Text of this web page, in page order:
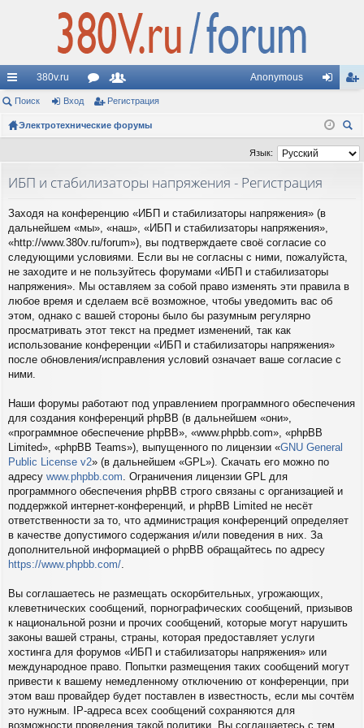
с
ы
380v.ru
ор
ум
ол
ьз
и
Anonymous
д ис
тр
Поиск Вход Регистрация
Электротехнические форумы
ск
Язык:
ИБП и стабилизаторы напряжения - Регистрация
Заходя на конференцию «ИБП и стабилизаторы напряжения» (в
дальнейшем «мы», «наш», «ИБП и стабилизаторы напряжения»,
«http://www.380v.ru/forum»), вы подтверждаете своё согласие со
следующими условиями. Если вы не согласны с ними, пожалуйста,
не заходите и не пользуйтесь форумами «ИБП и стабилизаторы
напряжения». Мы оставляем за собой право изменять эти правила в
любое время и сделаем всё возможное, чтобы уведомить вас об
этом, однако с вашей стороны было бы разумным регулярно
просматривать этот текст на предмет изменений, так как
использование конференции «ИБП и стабилизаторы напряжения»
после обновления/исправления условий означает ваше согласие с
ними.
Наши форумы работают под управлением программного обеспечения
для создания конференций phpBB (в дальнейшем «они»,
«программное обеспечение phpBB», «www.phpbb.com», «phpBB
Limited», «phpBB Teams»), выпущенного по лицензии «GNU General
Public License v2» (в дальнейшем «GPL»). Скачать его можно по
адресу www.phpbb.com . Ограничения лицензии GPL для
программного обеспечения phpBB строго связаны с организацией и
поддержкой интернет-конференций, и phpBB Limited не несёт
ответственности за то, что администрация конференций определяет
в качестве допустимого содержания и/или поведения в них. За
дополнительной информацией о phpBB обращайтесь по адресу
https://www.phpbb.com/
Вы соглашаетесь не размещать оскорбительных, угрожающих,
клеветнических сообщений, порнографических сообщений, призывов
к национальной розни и прочих сообщений, которые могут нарушить
законы вашей страны, страны, которая предоставляет услуги
хостинга для форумов «ИБП и стабилизаторы напряжения» или
международное право. Попытки размещения таких сообщений могут
привести к вашему немедленному отключению от конференции, при
этом ваш провайдер будет поставлен в известность, если мы сочтём
это нужным. IP-адреса всех сообщений сохраняются для
возможности проведения такой политики. Вы соглашаетесь с тем,